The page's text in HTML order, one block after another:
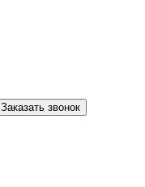
Заказать звонок